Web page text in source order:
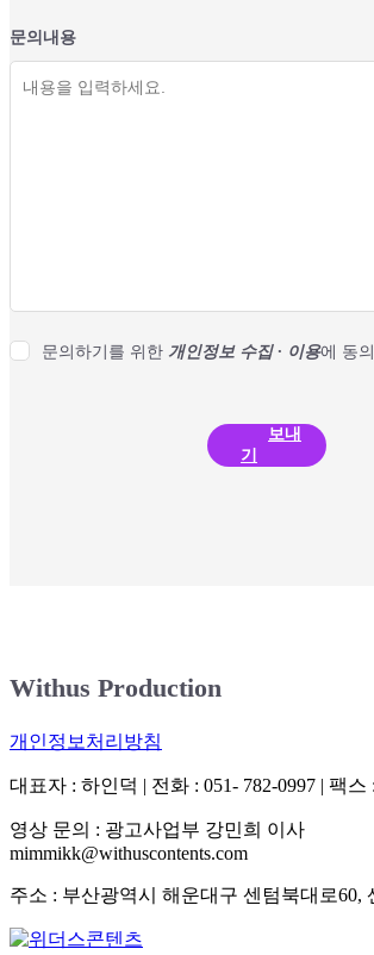
문의내용
문의하기를 위한 개인정보 수집 · 이용에 동
보내
기
Withus Production
개인정보처리방침
대표자 : 하인덕 | 전화 : 051- 782-0997 | 팩스
영상 문의 : 광고사업부 강민희 이사
mimmikk@withuscontents.com
주소 : 부산광역시 해운대구 센텀북대로60,